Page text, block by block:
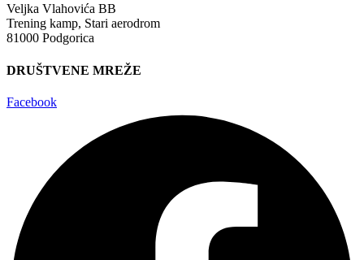
Veljka Vlahovića BB
Trening kamp, Stari aerodrom
81000 Podgorica
DRUŠTVENE MREŽE
Facebook